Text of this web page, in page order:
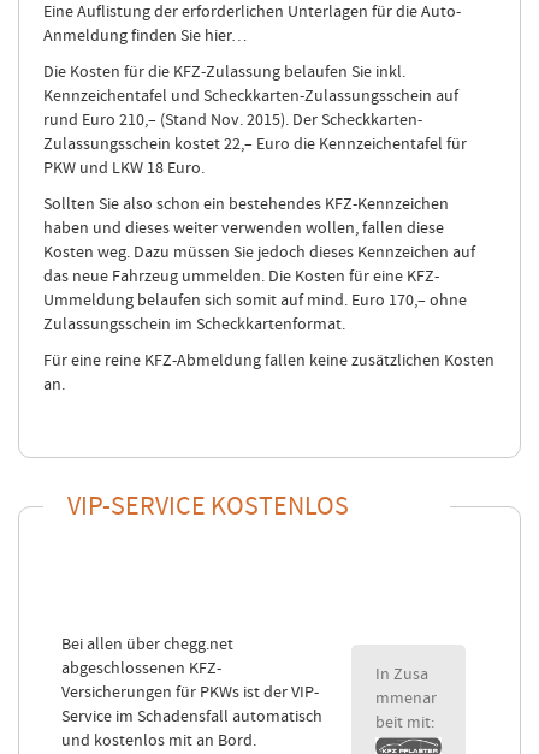
Eine Auflistung der erforderlichen Unterlagen für die Auto-
Anmeldung finden Sie hier…
Die Kosten für die KFZ-Zulassung belaufen Sie inkl.
Kennzeichentafel und Scheckkarten-Zulassungsschein auf
rund Euro 210,– (Stand Nov. 2015). Der Scheckkarten-
Zulassungsschein kostet 22,– Euro die Kennzeichentafel für
PKW und LKW 18 Euro.
Sollten Sie also schon ein bestehendes KFZ-Kennzeichen
haben und dieses weiter verwenden wollen, fallen diese
Kosten weg. Dazu müssen Sie jedoch dieses Kennzeichen auf
das neue Fahrzeug ummelden. Die Kosten für eine KFZ-
Ummeldung belaufen sich somit auf mind. Euro 170,– ohne
Zulassungsschein im Scheckkartenformat.
Für eine reine KFZ-Abmeldung fallen keine zusätzlichen Kosten
an.
VIP-SERVICE KOSTENLOS
Bei allen über chegg.net
abgeschlossenen KFZ-
Versicherungen für PKWs ist der VIP-
Service im Schadensfall automatisch
und kostenlos mit an Bord.
In Zusa
mmenar
beit mit: